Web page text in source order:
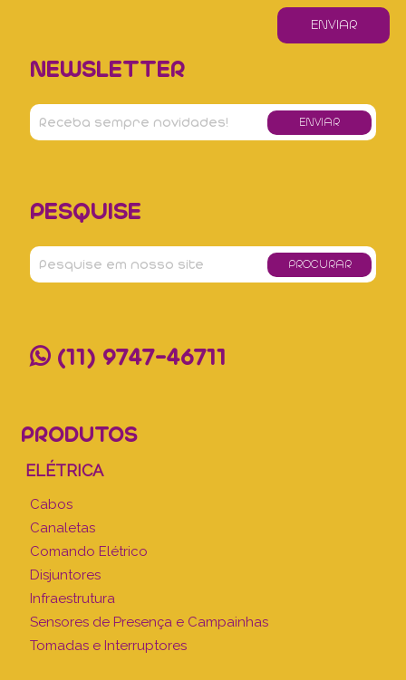
NEWSLETTER
PESQUISE
(11) 9747-46711
PRODUTOS
ELÉTRICA
Cabos
Canaletas
Comando Elétrico
Disjuntores
Infraestrutura
Sensores de Presença e Campainhas
Tomadas e Interruptores